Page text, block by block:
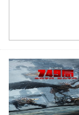
预警：前方有